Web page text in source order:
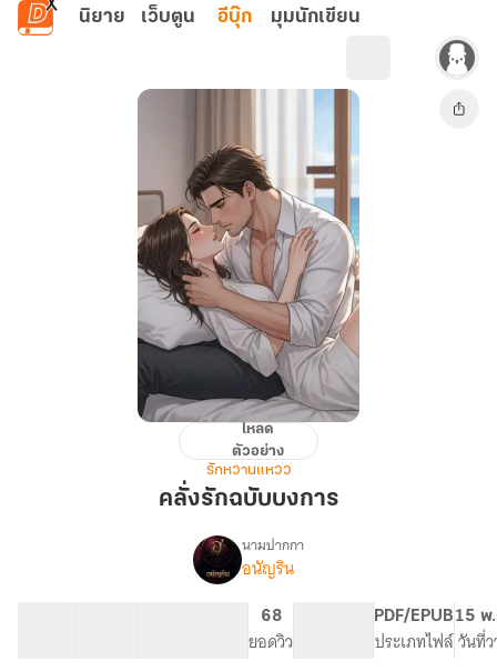
ข้ามไปยังเนื้อหาหลัก
นิยาย เว็บตูน อีบุ๊ก มุมนักเขียน
ฉบับ
โหลด
ตัวอย่าง
รักหวานแหวว
คลั่งรักฉบับบงการ
เรื่อง
คลั่ง
รัก
ฉบับ
บงการ
นามปากกา
อนัญริน
68
ยอดวิว
PDF/EPUB
ประเภทไฟล์
15 พ
วันที่